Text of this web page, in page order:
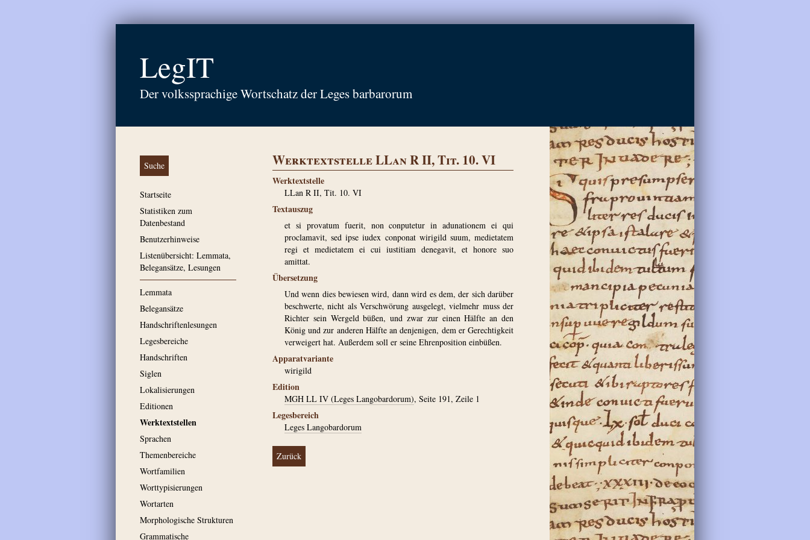
LegIT
Der volkssprachige Wortschatz der Leges barbarorum
Suche
Startseite
Statistiken zum
Datenbestand
Benutzerhinweise
Listenübersicht: Lemmata,
Belegansätze, Lesungen
Lemmata
Belegansätze
Handschriftenlesungen
Legesbereiche
Handschriften
Siglen
Lokalisierungen
Editionen
Werktextstellen
Sprachen
Themenbereiche
Wortfamilien
Worttypisierungen
Wortarten
Morphologische Strukturen
Grammatische
Werktextstelle LLan R II, Tit. 10. VI
Werktextstelle
LLan R II, Tit. 10. VI
Textauszug
et si provatum fuerit, non conputetur in adunationem ei qui
proclamavit, sed ipse iudex conponat wirigild suum, medietatem
regi et medietatem ei cui iustitiam denegavit, et honore suo
amittat.
Übersetzung
Und wenn dies bewiesen wird, dann wird es dem, der sich darüber
beschwerte, nicht als Verschwörung ausgelegt, vielmehr muss der
Richter sein Wergeld büßen, und zwar zur einen Hälfte an den
König und zur anderen Hälfte an denjenigen, dem er Gerechtigkeit
verweigert hat. Außerdem soll er seine Ehrenposition einbüßen.
Apparatvariante
wirigild
Edition
MGH LL IV (Leges Langobardorum), Seite 191, Zeile 1
Legesbereich
Leges Langobardorum
Zurück